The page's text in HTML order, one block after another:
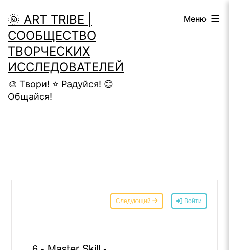
содержимому
🌞 ART TRIBE |
СООБЩЕСТВО
ТВОРЧЕСКИХ
ИССЛЕДОВАТЕЛЕЙ
🎨 Твори! ⭐ Радуйся! 😊
Общайся!
Меню
Следующий Войти